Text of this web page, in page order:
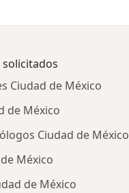
solicitados
Ciudad de México
de México
Ciudad de México
México
de México